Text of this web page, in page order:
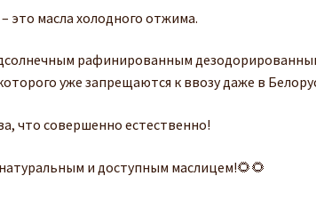
это масла холодного отжима.
рафинированным
уже запрещаются к ввозу даже в
что совершенно естественно!
и доступным маслицем!🌻🌻